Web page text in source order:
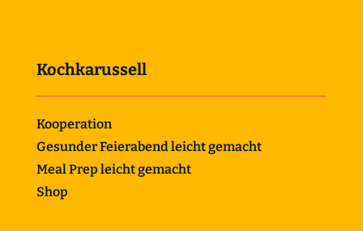
Kochkarussell
Kooperation
Gesunder Feierabend leicht gemacht
Meal Prep leicht gemacht
Shop